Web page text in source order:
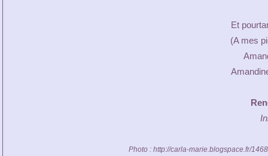
Et
(A mes
Photo : http://carla-marie.blogspace.fr/